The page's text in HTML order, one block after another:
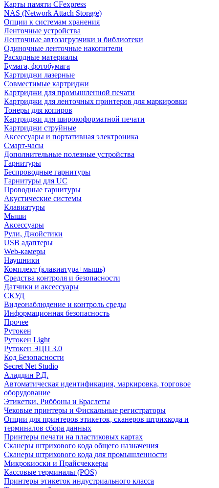
Карты памяти CFexpress
NAS (Network Attach Storage)
Опции к системам хранения
Ленточные устройства
Ленточные автозагрузчики и библиотеки
Одиночные ленточные накопители
Расходные материалы
Бумага, фотобумага
Картриджи лазерные
Совместимые картриджи
Картриджи для промышленной печати
Картриджи для ленточных принтеров для маркировки
Тонеры для копиров
Картриджи для широкоформатной печати
Картриджи струйные
Аксессуары и портативная электроника
Смарт-часы
Дополнительные полезные устройства
Гарнитуры
Беспроводные гарнитуры
Гарнитуры для UC
Проводные гарнитуры
Акустические системы
Клавиатуры
Мыши
Аксессуары
Рули, Джойстики
USB адаптеры
Web-камеры
Наушники
Комплект (клавиатура+мышь)
Средства контроля и безопасности
Датчики и аксессуары
СКУД
Видеонаблюдение и контроль среды
Информационная безопасность
Прочее
Рутокен
Рутокен Light
Рутокен ЭЦП 3.0
Код Безопасности
Secret Net Studio
Аладдин Р.Д.
Автоматическая идентификация, маркировка, торговое
оборудование
Этикетки, Риббоны и Браслеты
Чековые принтеры и Фискальные регистраторы
Опции для принтеров этикеток, сканеров штрихкода и
терминалов сбора данных
Принтеры печати на пластиковых картах
Сканеры штрихового кода общего назначения
Сканеры штрихового кода для промышленности
Микрокиоски и Прайсчеккеры
Кассовые терминалы (POS)
Принтеры этикеток индустриального класса